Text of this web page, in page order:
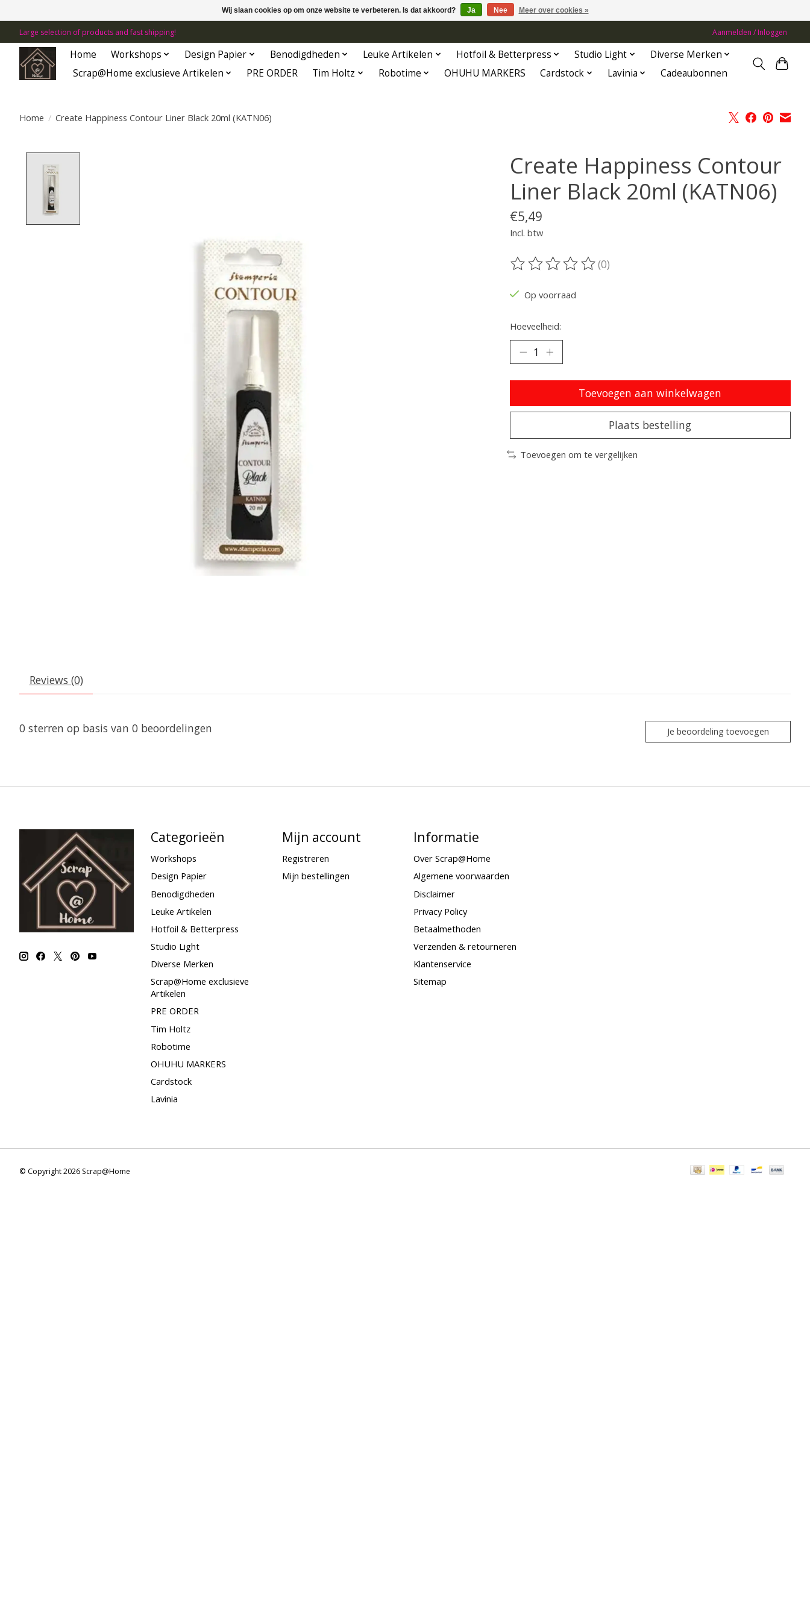
Large selection of products and fast shipping! Aanmelden / Inloggen
Home Workshops Design Papier Benodigdheden Leuke Artikelen Hotfoil & Betterpress Studio Light
Diverse Merken
Scrap@Home exclusieve Artikelen
PRE ORDER Tim Holtz Robotime OHUHU MARKERS Cardstock Lavinia Cadeaubonnen
Home / Create Happiness Contour Liner Black 20ml (KATN06)
Create Happiness Contour
Liner Black 20ml (KATN06)
€5,49
Incl. btw
De beoordeling van dit product is
(0)
Op voorraad
Hoeveelheid:
Toevoegen aan winkelwagen
Plaats bestelling
Toevoegen om te vergelijken
Reviews (0)
0 sterren op basis van 0 beoordelingen Je beoordeling toevoegen
Categorieën
Workshops
Design Papier
Benodigdheden
Leuke Artikelen
Hotfoil & Betterpress
Studio Light
Diverse Merken
Scrap@Home exclusieve
Artikelen
PRE ORDER
Tim Holtz
Robotime
OHUHU MARKERS
Cardstock
Lavinia
Mijn account
Registreren
Mijn bestellingen
Informatie
Over Scrap@Home
Algemene voorwaarden
Disclaimer
Privacy Policy
Betaalmethoden
Verzenden & retourneren
Klantenservice
Sitemap
© Copyright 2026 Scrap@Home
Wij slaan cookies op om onze website te verbeteren. Is dat akkoord? Ja Nee Meer over cookies »